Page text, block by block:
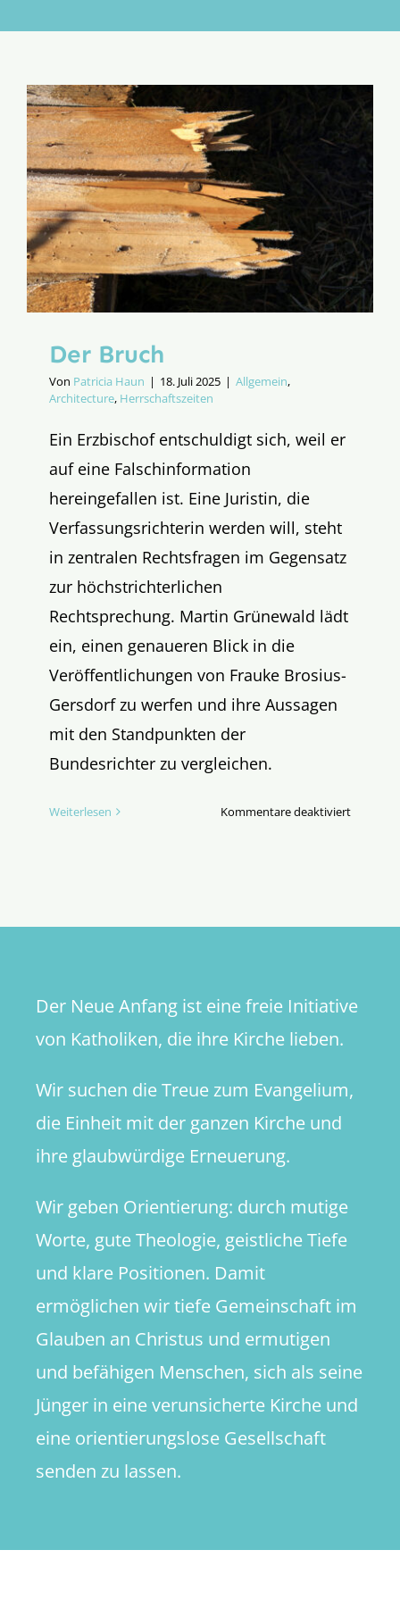
Aktion
Der Bruch
Von Patricia Haun | 18. Juli 2025 | Allgemein,
Architecture, Herrschaftszeiten
Ein Erzbischof entschuldigt sich, weil er
auf eine Falschinformation
hereingefallen ist. Eine Juristin, die
Verfassungsrichterin werden will, steht
in zentralen Rechtsfragen im Gegensatz
zur höchstrichterlichen
Rechtsprechung. Martin Grünewald lädt
ein, einen genaueren Blick in die
Veröffentlichungen von Frauke Brosius-
Gersdorf zu werfen und ihre Aussagen
mit den Standpunkten der
Bundesrichter zu vergleichen.
Weiterlesen Kommentare deaktiviertfür
Der Neue Anfang ist eine freie Initiative
von Katholiken, die ihre Kirche lieben.
Wir suchen die Treue zum Evangelium,
die Einheit mit der ganzen Kirche und
ihre glaubwürdige Erneuerung.
Wir geben Orientierung: durch mutige
Worte, gute Theologie, geistliche Tiefe
und klare Positionen. Damit
ermöglichen wir tiefe Gemeinschaft im
Glauben an Christus und ermutigen
und befähigen Menschen, sich als seine
Jünger in eine verunsicherte Kirche und
eine orientierungslose Gesellschaft
senden zu lassen.